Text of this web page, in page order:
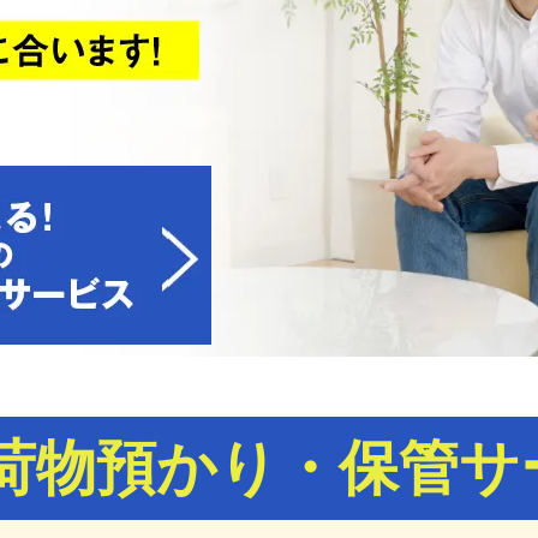
物預かり・保管サ